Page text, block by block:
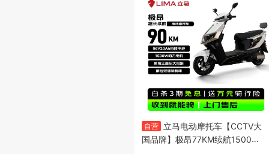
自营
立马电动摩托车【CCTV大
国品牌】极昂77KM续航1500W